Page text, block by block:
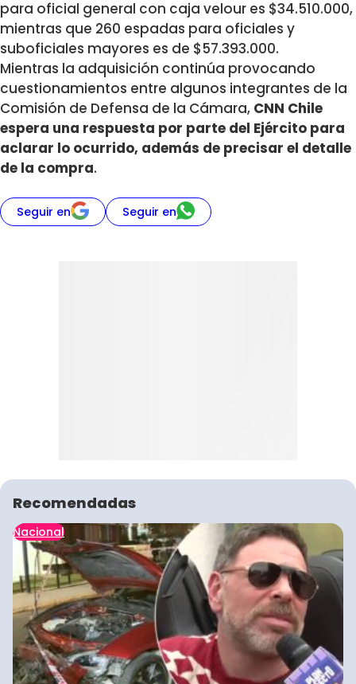
para oficial general con caja velour es $34.510.000,
mientras que 260 espadas para oficiales y
suboficiales mayores es de $57.393.000.
Mientras la adquisición continúa provocando
cuestionamientos entre algunos integrantes de la
Comisión de Defensa de la Cámara, CNN Chile
espera una respuesta por parte del Ejército para
aclarar lo ocurrido, además de precisar el detalle
de la compra.
Seguir en Seguir en
Recomendadas
Nacional